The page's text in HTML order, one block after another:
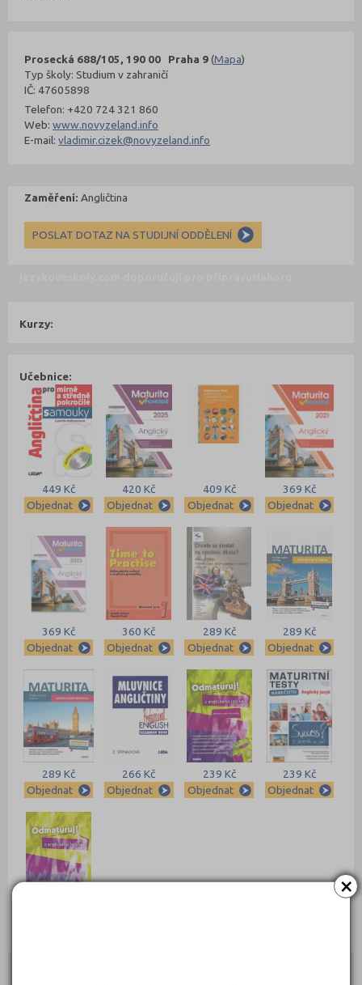
×
Prosecká 688/105, 190 00 Praha 9(Mapa)
Typ školy: Studium v zahraničí
IČ: 47605898
Telefon: +420 724 321 860
Web:www.novyzeland.info
E-mail:vladimir.cizek@novyzeland.info
Zaměření: Angličtina
POSLAT DOTAZ NA STUDIJNÍ ODDĚLENÍ
Kurzy:
Učebnice:
449 Kč
Objednat
420 Kč
Objednat
409 Kč
Objednat
369 Kč
Objednat
369 Kč
Objednat
360 Kč
Objednat
289 Kč
Objednat
289 Kč
Objednat
289 Kč
Objednat
266 Kč
Objednat
239 Kč
Objednat
239 Kč
Objednat